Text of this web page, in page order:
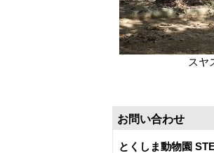
スヤ
お問い合わせ
とくしま動物園